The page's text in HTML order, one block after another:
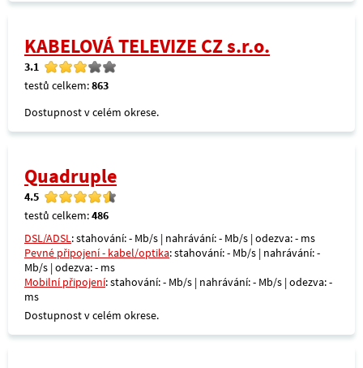
KABELOVÁ TELEVIZE CZ s.r.o.
3.1
testů celkem:863
Dostupnost v celém okrese.
Quadruple
4.5
testů celkem:486
DSL/ADSL: stahování: - Mb/s | nahrávání: - Mb/s | odezva: - ms
Pevné připojení - kabel/optika: stahování: - Mb/s | nahrávání: -
Mb/s | odezva: - ms
Mobilní připojení: stahování: - Mb/s | nahrávání: - Mb/s | odezva: -
ms
Dostupnost v celém okrese.